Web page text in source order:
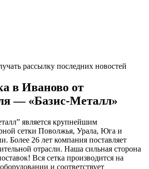
рассылку последних новостей
в Иваново от
— «Базис-Металл»
является крупнейшим
сетки Поволжья, Урала, Юга и
Более 26 лет компания поставляет
отрасли. Наша сильная сторона
Вся сетка производится на
и соответствует